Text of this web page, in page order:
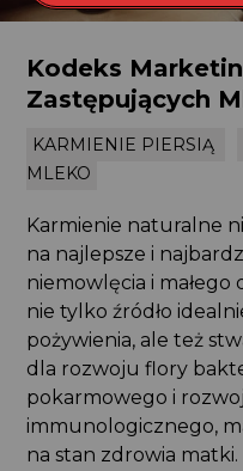
Kodeks
Zastępujących
KARMIENIE PIERSIĄ
MLEKO
Karmienie naturalne
na najlepsze i
niemowlęcia i małego
nie tylko źródło
pożywienia, ale też
dla rozwoju flory
pokarmowego i
immunologicznego,
na stan zdrowia